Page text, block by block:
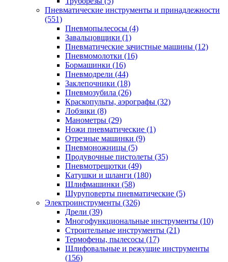
Пневматические инструменты и принадлежности
(551)
Пневмопылесосы (4)
Завальцовщики (1)
Пневматические зачистные машины (12)
Пневмомолотки (16)
Бормашинки (16)
Пневмодрели (44)
Заклепочники (18)
Пневмозубила (26)
Краскопульты, аэрографы (32)
Лобзики (8)
Манометры (29)
Ножи пневматические (1)
Отрезные машинки (9)
Пневмоножницы (5)
Продувочные пистолеты (35)
Пневмотрещотки (49)
Катушки и шланги (180)
Шлифмашинки (58)
Шуруповерты пневматические (5)
Электроинструменты (326)
Дрели (39)
Многофункциональные инструменты (10)
Строительные инструменты (21)
Термофены, пылесосы (17)
Шлифовальные и режущие инструменты
(156)